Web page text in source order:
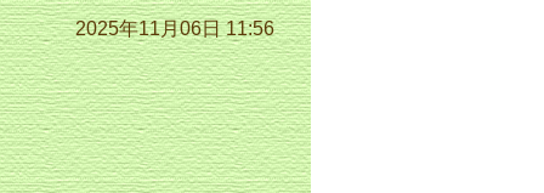
2025年11月06日 11:56